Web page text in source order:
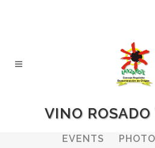
VINO ROSADO
ALL WINERIES
EVENTS